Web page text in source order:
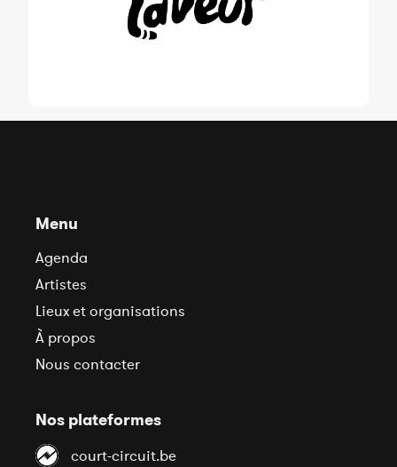
Menu
Agenda
Artistes
Lieux et organisations
À propos
Nous contacter
Nos plateformes
court-circuit.be